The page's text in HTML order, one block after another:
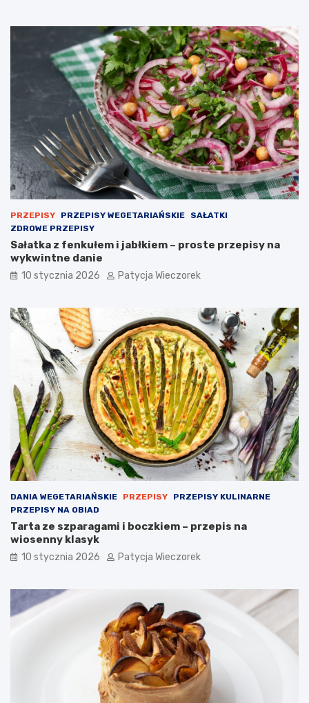
PRZEPISY PRZEPISY WEGETARIAŃSKIE
SAŁATKI
ZDROWE PRZEPISY
Sałatka z fenkułem i jabłkiem – proste przepisy na
wykwintne danie
10 stycznia 2026 Patycja Wieczorek
DANIA WEGETARIAŃSKIE PRZEPISY
PRZEPISY KULINARNE
PRZEPISY NA OBIAD
Tarta ze szparagami i boczkiem – przepis na
wiosenny klasyk
10 stycznia 2026 Patycja Wieczorek